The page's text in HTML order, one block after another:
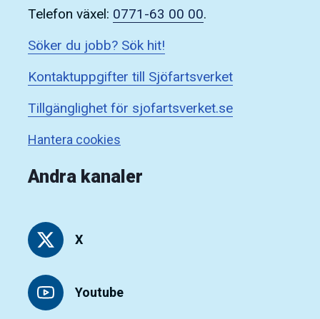
Telefon växel: 0771-63 00 00.
Söker du jobb? Sök hit!
Kontaktuppgifter till Sjöfartsverket
Tillgänglighet för sjofartsverket.se
Hantera cookies
Andra kanaler
X
Youtube